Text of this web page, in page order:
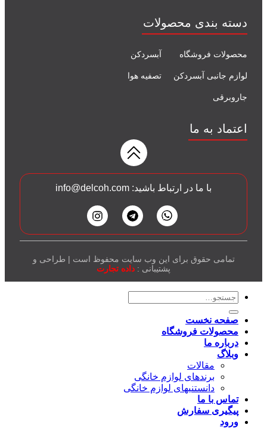
دسته بندی محصولات
محصولات فروشگاه آبسردکن
لوازم جانبی آبسردکن تصفیه هوا
جاروبرقی
اعتماد به ما
با ما در ارتباط باشید: info@delcoh.com
تمامی حقوق برای این وب سایت محفوظ است | طراحی و
پشتیبانی : داده تجارت
صفحه نخست
محصولات فروشگاه
درباره ما
وبلاگ
مقالات
برندهای لوازم خانگی
دانستنیهای لوازم خانگی
تماس با ما
پیگیری سفارش
ورود